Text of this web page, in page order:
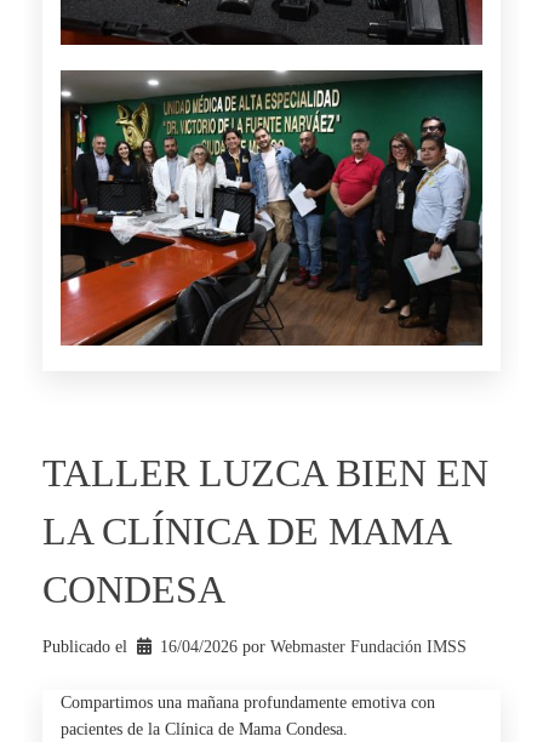
TALLER LUZCA BIEN EN
LA CLÍNICA DE MAMA
CONDESA
Publicado el 16/04/2026 por Webmaster Fundación IMSS
Compartimos una mañana profundamente emotiva con
pacientes de la Clínica de Mama Condesa.